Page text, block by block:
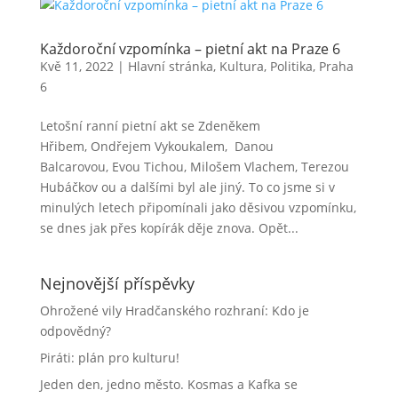
Každoroční vzpomínka – pietní akt na Praze 6
Kvě 11, 2022| Hlavní stránka, Kultura, Politika, Praha
6
Letošní ranní pietní akt se Zdeněkem
Hřibem, Ondřejem Vykoukalem, Danou
Balcarovou, Evou Tichou, Milošem Vlachem, Terezou
Hubáčkov ou a dalšími byl ale jiný. To co jsme si v
minulých letech připomínali jako děsivou vzpomínku,
se dnes jak přes kopírák děje znova. Opět...
Nejnovější příspěvky
Ohrožené vily Hradčanského rozhraní: Kdo je
odpovědný?
Piráti: plán pro kulturu!
Jeden den, jedno město. Kosmas a Kafka se